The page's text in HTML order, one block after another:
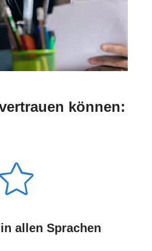
können:
allen Sprachen